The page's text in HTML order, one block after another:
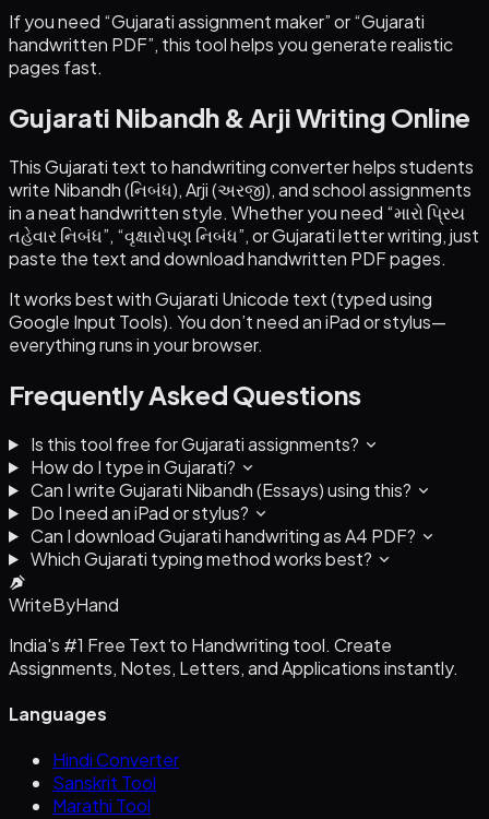
If you need “Gujarati assignment maker” or “Gujarati
handwritten PDF”, this tool helps you generate realistic
pages fast.
Gujarati Nibandh & Arji Writing Online
This Gujarati text to handwriting converter helps students
write Nibandh (નિબંધ), Arji (અરજી), and school assignments
in a neat handwritten style. Whether you need “મારો પ્રિય
તહેવાર નિબંધ”, “વૃક્ષારોપણ નિબંધ”, or Gujarati letter writing, just
paste the text and download handwritten PDF pages.
It works best with Gujarati Unicode text (typed using
Google Input Tools). You don’t need an iPad or stylus—
everything runs in your browser.
Frequently Asked Questions
Is this tool free for Gujarati assignments?
How do I type in Gujarati?
Can I write Gujarati Nibandh (Essays) using this?
Do I need an iPad or stylus?
Can I download Gujarati handwriting as A4 PDF?
Which Gujarati typing method works best?
WriteByHand
India's #1 Free Text to Handwriting tool. Create
Assignments, Notes, Letters, and Applications instantly.
Languages
Hindi Converter
Sanskrit Tool
Marathi Tool